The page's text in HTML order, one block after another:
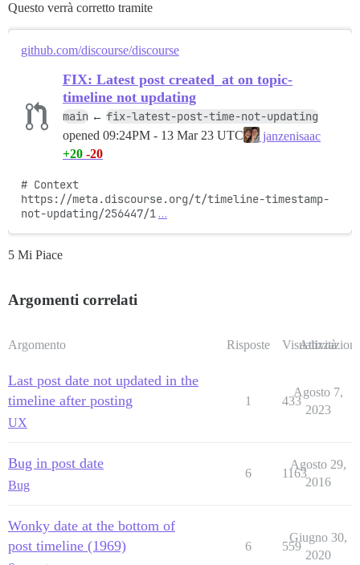
Questo verrà corretto tramite
github.com/discourse/discourse
FIX: Latest post created_at on topic-
timeline not updating
main ← fix-latest-post-time-not-updating
opened 09:24PM - 13 Mar 23 UTC
janzenisaac
+20 -20
# Context
https://meta.discourse.org/t/timeline-timestamp-
not-updating/256447/1 …
5 Mi Piace
Argomenti correlati
Argomento Risposte Visualizzazioni
Attività
Last post date not updated in the
timeline after posting
UX
1 433
Agosto 7,
2023
Bug in post date
Bug
6 1163
Agosto 29,
2016
Wonky date at the bottom of
post timeline (1969)
6 559
Giugno 30,
2020